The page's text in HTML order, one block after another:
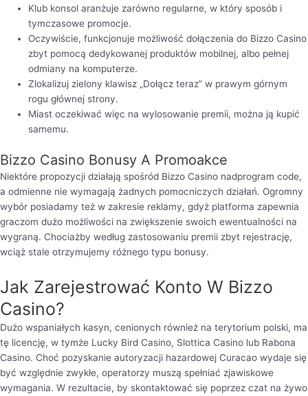
Klub konsol aranżuje zarówno regularne, w który sposób i
tymczasowe promocje.
Oczywiście, funkcjonuje możliwość dołączenia do Bizzo Casino
zbyt pomocą dedykowanej produktów mobilnej, albo pełnej
odmiany na komputerze.
Zlokalizuj zielony klawisz „Dołącz teraz” w prawym górnym
rogu głównej strony.
Miast oczekiwać więc na wylosowanie premii, można ją kupić
samemu.
Bizzo Casino Bonusy A Promoakce
Niektóre propozycji działają spośród Bizzo Casino nadprogram code,
a odmienne nie wymagają żadnych pomocniczych działań. Ogromny
wybór posiadamy też w zakresie reklamy, gdyż platforma zapewnia
graczom dużo możliwości na zwiększenie swoich ewentualności na
wygraną. Chociażby według zastosowaniu premii zbyt rejestrację,
wciąż stale otrzymujemy różnego typu bonusy.
Jak Zarejestrować Konto W Bizzo
Casino?
Dużo wspaniałych kasyn, cenionych również na terytorium polski, ma
tę licencję, w tymże Lucky Bird Casino, Slottica Casino lub Rabona
Casino. Choć pozyskanie autoryzacji hazardowej Curacao wydaje się
być względnie zwykłe, operatorzy muszą spełniać zjawiskowe
wymagania. W rezultacie, by skontaktować się poprzez czat na żywo